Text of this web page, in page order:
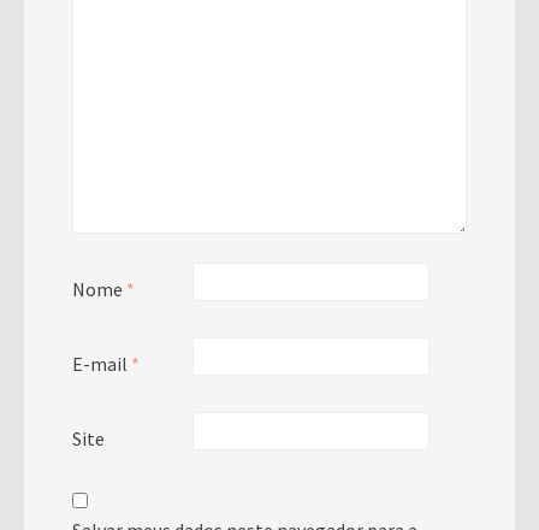
Nome *
E-mail *
Site